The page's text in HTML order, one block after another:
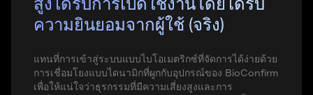
สูงได้รับการเปิดใช้งานโดยได้รับ
ความยินยอมจากผู้ใช้ (จริง)
แทนที่การเข้าสู่ระบบแบบไบโอเมตริกซ์ที่จัดการได้ง่ายด้วย
การเชื่อมโยงแบบไดนามิกที่ผูกกับอุปกรณ์ของ BioConfirm
เพื่อให้แน่ใจว่าธุรกรรมที่มีความเสี่ยงสูงและการ